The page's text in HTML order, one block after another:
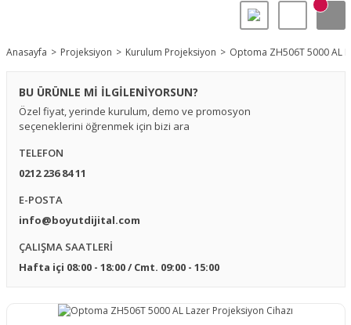
Anasayfa Projeksiyon Kurulum Projeksiyon Optoma ZH506T 5000 AL
BU ÜRÜNLE Mİ İLGİLENİYORSUN?
Özel fiyat, yerinde kurulum, demo ve promosyon
seçeneklerini öğrenmek için bizi ara
TELEFON
0212 236 84 11
E-POSTA
info@boyutdijital.com
ÇALIŞMA SAATLERİ
Hafta içi 08:00 - 18:00 / Cmt. 09:00 - 15:00